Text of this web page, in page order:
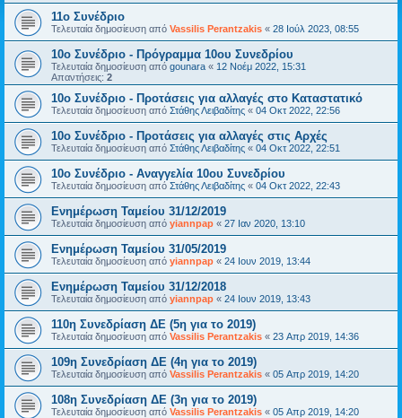
11o Συνέδριο
Τελευταία δημοσίευση από Vassilis Perantzakis « 28 Ιούλ 2023, 08:55
10ο Συνέδριο - Πρόγραμμα 10ου Συνεδρίου
Τελευταία δημοσίευση από gounara « 12 Νοέμ 2022, 15:31
Απαντήσεις: 2
10ο Συνέδριο - Προτάσεις για αλλαγές στο Καταστατικό
Τελευταία δημοσίευση από Στάθης Λειβαδίτης « 04 Οκτ 2022, 22:56
10ο Συνέδριο - Προτάσεις για αλλαγές στις Αρχές
Τελευταία δημοσίευση από Στάθης Λειβαδίτης « 04 Οκτ 2022, 22:51
10ο Συνέδριο - Αναγγελία 10ου Συνεδρίου
Τελευταία δημοσίευση από Στάθης Λειβαδίτης « 04 Οκτ 2022, 22:43
Ενημέρωση Ταμείου 31/12/2019
Τελευταία δημοσίευση από yiannpap « 27 Ιαν 2020, 13:10
Ενημέρωση Ταμείου 31/05/2019
Τελευταία δημοσίευση από yiannpap « 24 Ιουν 2019, 13:44
Ενημέρωση Ταμείου 31/12/2018
Τελευταία δημοσίευση από yiannpap « 24 Ιουν 2019, 13:43
110η Συνεδρίαση ΔΕ (5η για το 2019)
Τελευταία δημοσίευση από Vassilis Perantzakis « 23 Απρ 2019, 14:36
109η Συνεδρίαση ΔΕ (4η για το 2019)
Τελευταία δημοσίευση από Vassilis Perantzakis « 05 Απρ 2019, 14:20
108η Συνεδρίαση ΔΕ (3η για το 2019)
Τελευταία δημοσίευση από Vassilis Perantzakis « 05 Απρ 2019, 14:20